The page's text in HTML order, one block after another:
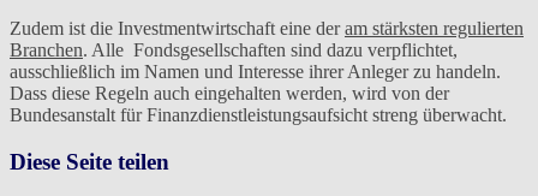
Zudem ist die Investmentwirtschaft eine deram stärksten regulierten
Branchen. Alle Fondsgesellschaften sind dazu verpflichtet,
ausschließlich im Namen und Interesse ihrer Anleger zu handeln.
Dass diese Regeln auch eingehalten werden, wird von der
Bundesanstalt für Finanzdienstleistungsaufsicht streng überwacht.
Diese Seite teilen